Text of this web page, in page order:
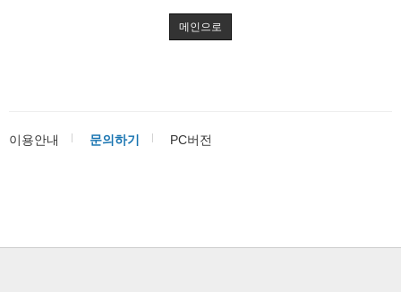
메인으로
이용안내 문의하기 PC버전